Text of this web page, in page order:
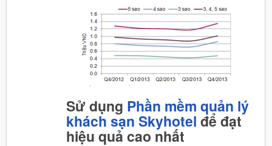
Sử dụng Phần mềm quản lý
khách sạn Skyhotel để đạt
hiệu quả cao nhất